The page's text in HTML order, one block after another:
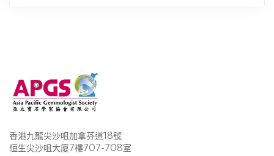
香港九龍尖沙咀加拿芬道18號
恒生尖沙咀大廈7樓707-708室